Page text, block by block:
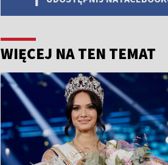
WIĘCEJ NA TEN TEMAT